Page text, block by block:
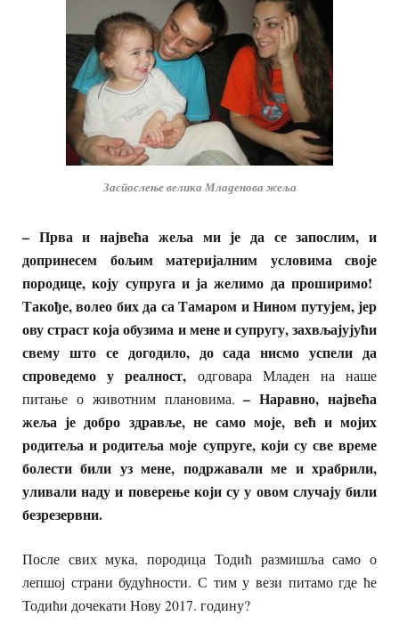
Заспослење велика Младенова жеља
– Прва и највећа жеља ми је да се запослим, и
допринесем бољим материјалним условима своје
породице, коју супруга и ја желимо да проширимо!
Такође, волео бих да са Тамаром и Нином путујем, јер
ову страст која обузима и мене и супругу, захвљајујући
свему што се догодило, до сада нисмо успели да
спроведемо у реалност, одговара Младен на наше
питање о животним плановима. – Наравно, највећа
жеља је добро здравље, не само моје, већ и мојих
родитеља и родитеља моје супруге, који су све време
болести били уз мене, подржавали ме и храбрили,
уливали наду и поверење који су у овом случају били
безрезервни.
После свих мука, породица Тодић размишља само о
лепшој страни будућности. С тим у вези питамо где ће
Тодићи дочекати Нову 2017. годину?